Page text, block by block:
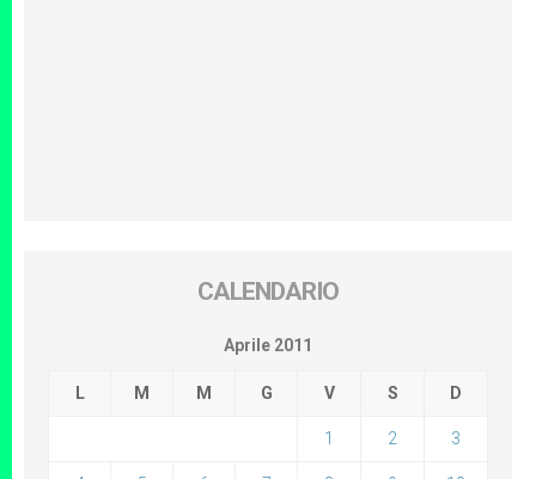
CALENDARIO
Aprile 2011
L M M G V S D
1 2 3